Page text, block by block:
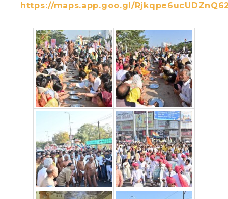
https://maps.app.goo.gl/